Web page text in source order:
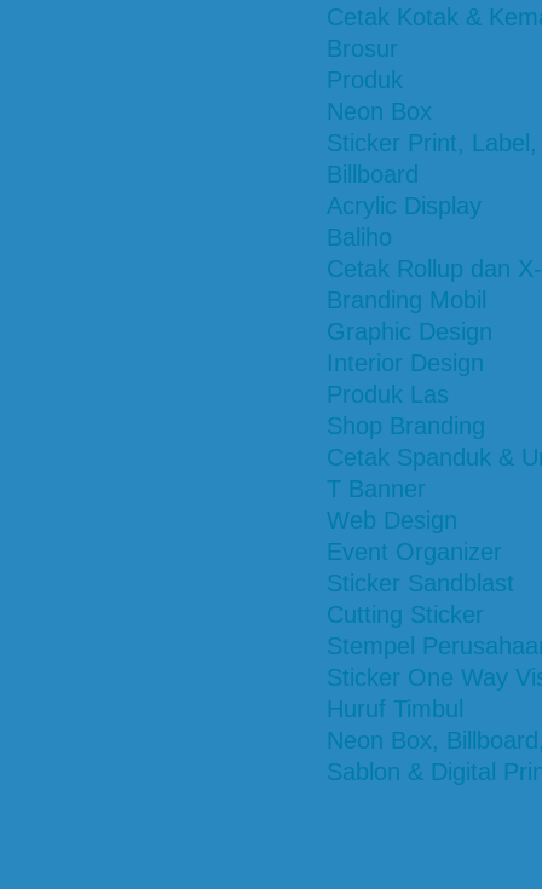
Cetak Kotak &
Brosur
Produk
Neon Box
Sticker Print,
Billboard
Acrylic Display
Baliho
Cetak Rollup dan
Branding Mobil
Graphic Design
Interior Design
Produk Las
Shop Branding
Cetak Spanduk &
T Banner
Web Design
Event Organizer
Sticker Sandblast
Cutting Sticker
Stempel
Sticker One Way
Huruf Timbul
Neon Box,
Sablon & Digital